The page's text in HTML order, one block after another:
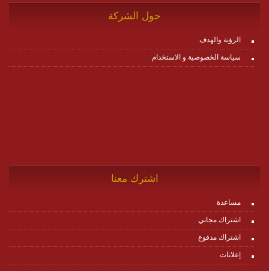
حول الشركة
الرؤية والهدف
سياسة الخصوصية و الاستخدام
اشترك معنا
مساعدة
اشتراك مجاني
اشتراك مدفوع
إعلانات